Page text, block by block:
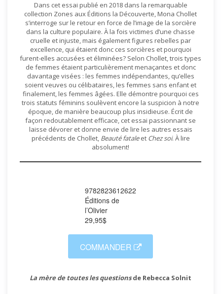
Dans cet essai publié en 2018 dans la remarquable
collection Zones aux Éditions la Découverte, Mona Chollet
s’interroge sur le retour en force de l’image de la sorcière
dans la culture populaire. À la fois victimes d’une chasse
cruelle et injuste, mais également figures rebelles par
excellence, qui étaient donc ces sorcières et pourquoi
furent-elles accusées et éliminées? Selon Chollet, trois types
de femmes étaient particulièrement menaçantes et donc
davantage visées : les femmes indépendantes, qu’elles
soient veuves ou célibataires, les femmes sans enfant et
finalement, les femmes âgées. Elle démontre pourquoi ces
trois statuts féminins soulèvent encore la suspicion à notre
époque, de manière beaucoup plus insidieuse. Écrit de
façon redoutablement efficace, cet essai passionnant se
laisse dévorer et donne envie de lire les autres essais
précédents de Chollet, Beauté fataleet Chez soi. À lire
absolument!
9782823612622
Éditions de
l’Olivier
29,95$
COMMANDER
La mère de toutes les questionsde Rebecca Solnit